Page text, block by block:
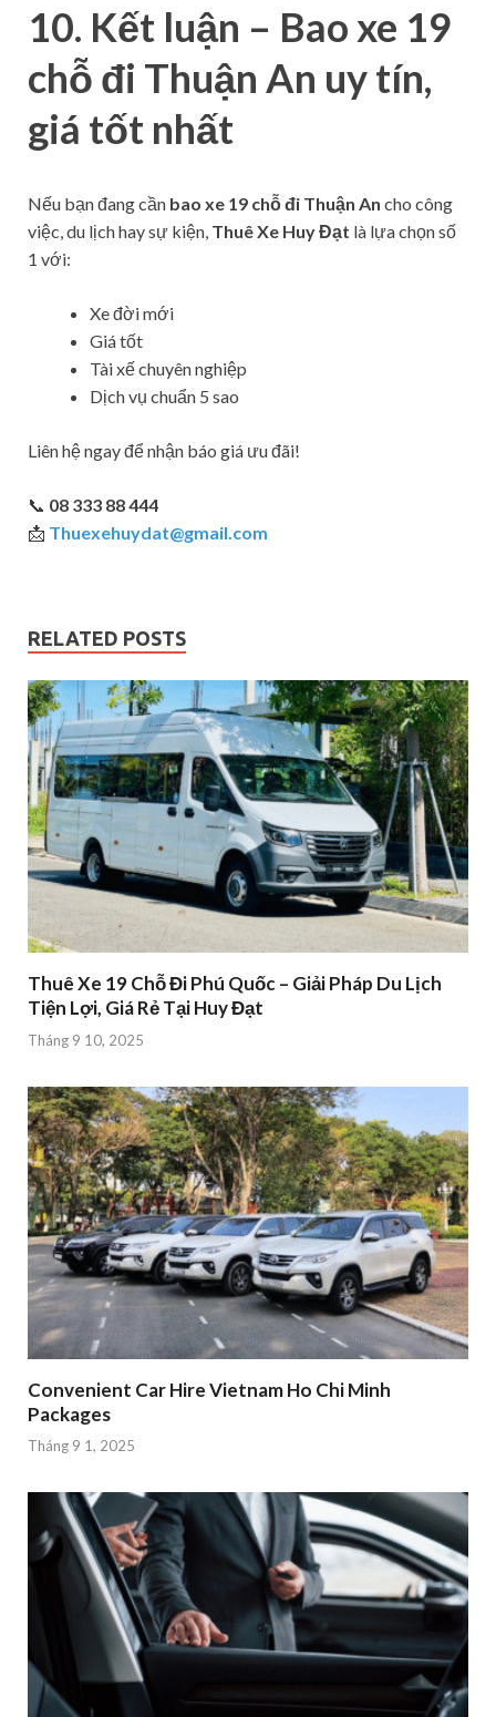
10. Kết luận – Bao xe 19
chỗ đi Thuận An uy tín,
giá tốt nhất
Nếu bạn đang cần bao xe 19 chỗ đi Thuận An cho công
việc, du lịch hay sự kiện, Thuê Xe Huy Đạt là lựa chọn số
1 với:
Xe đời mới
Giá tốt
Tài xế chuyên nghiệp
Dịch vụ chuẩn 5 sao
Liên hệ ngay để nhận báo giá ưu đãi!
📞 08 333 88 444
📩 Thuexehuydat@gmail.com
RELATED POSTS
Thuê Xe 19 Chỗ Đi Phú Quốc – Giải Pháp Du Lịch
Tiện Lợi, Giá Rẻ Tại Huy Đạt
Tháng 9 10, 2025
Convenient Car Hire Vietnam Ho Chi Minh
Packages
Tháng 9 1, 2025